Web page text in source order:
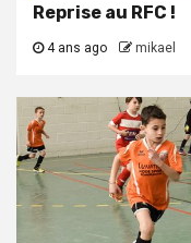
Reprise au RFC !
4 ans ago mikael